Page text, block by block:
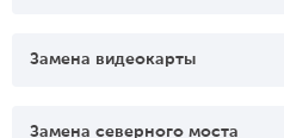
Замена видеокарты
Замена северного моста